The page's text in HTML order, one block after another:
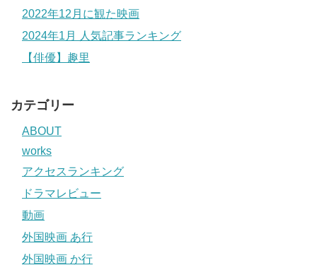
2022年12月に観た映画
2024年1月 人気記事ランキング
【俳優】趣里
カテゴリー
ABOUT
works
アクセスランキング
ドラマレビュー
動画
外国映画 あ行
外国映画 か行